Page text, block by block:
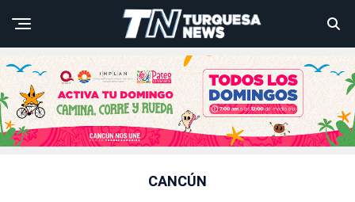
CANCÚN